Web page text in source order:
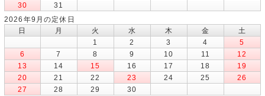
30
31
2026年9月の定休日
日
月 火 水 木 金
土
1
2 3 4
5
6
7 8 9 10 11
12
13
14 15 16 17 18
19
20
21 22 23 24 25
26
27
28 29
30